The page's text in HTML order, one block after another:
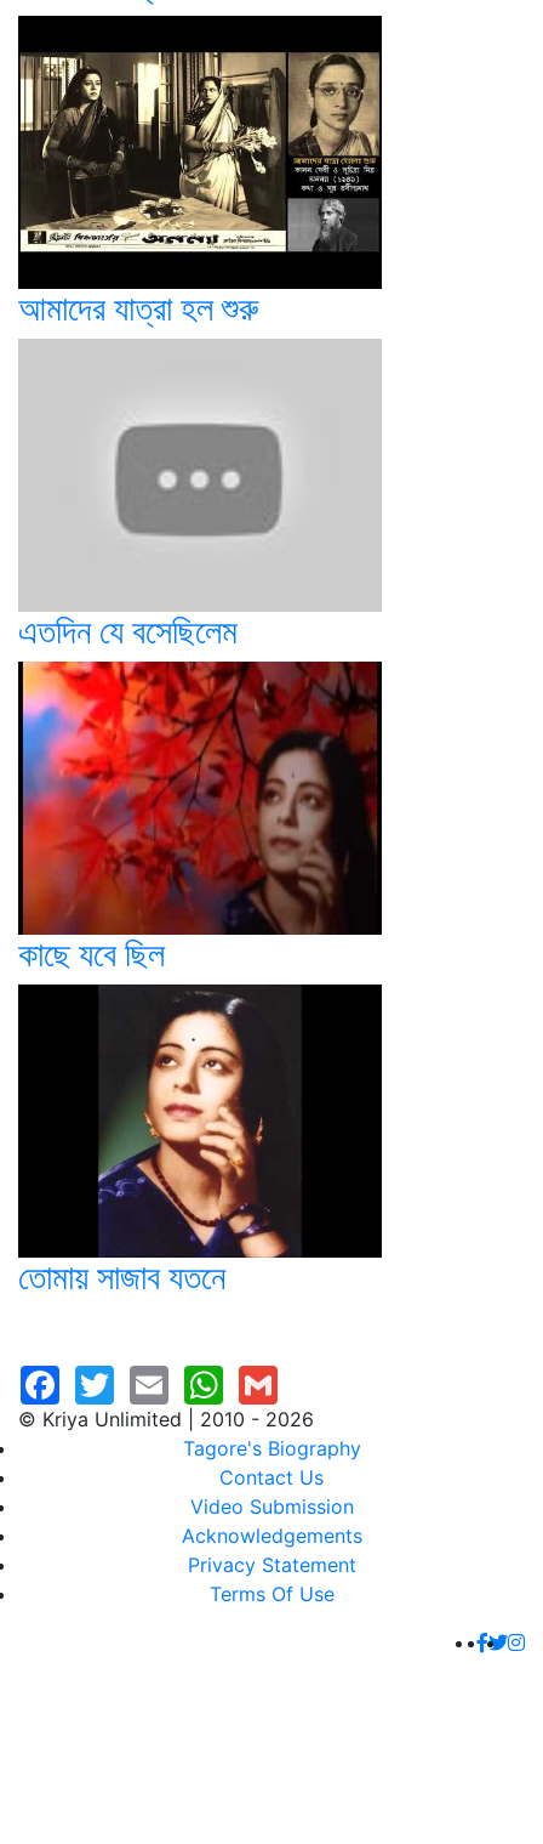
আমাদের যাত্রা হল শুরু
এতদিন যে বসেছিলেম
কাছে যবে ছিল
তোমায় সাজাব যতনে
© Kriya Unlimited | 2010 - 2026
Tagore's Biography
Contact Us
Video Submission
Acknowledgements
Privacy Statement
Terms Of Use